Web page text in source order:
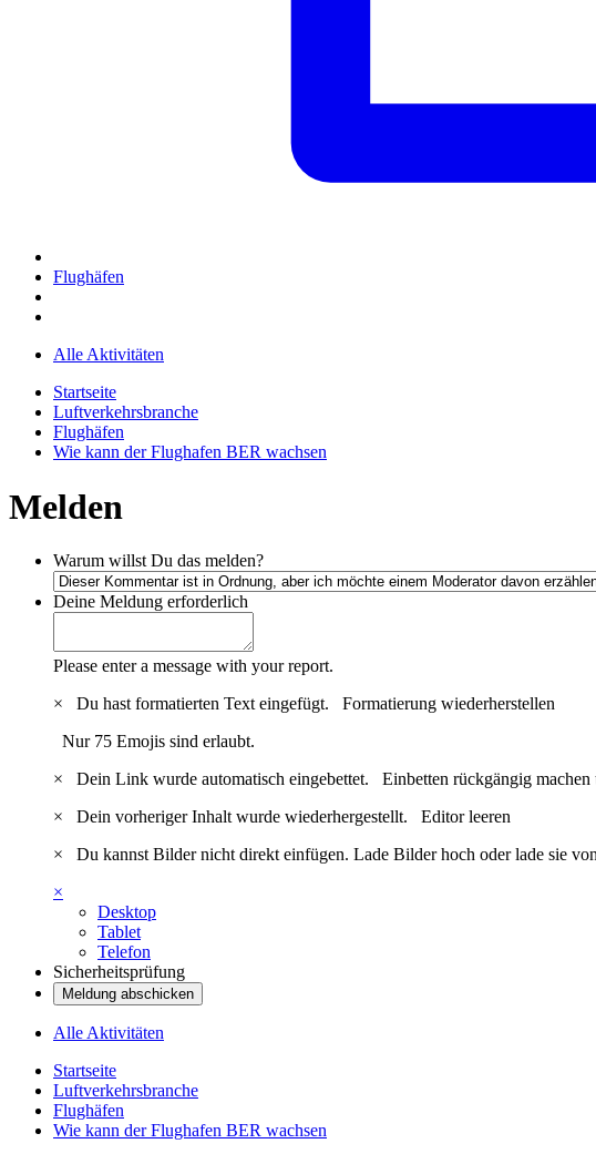
Flughäfen
Alle Aktivitäten
Startseite
Luftverkehrsbranche
Flughäfen
Wie kann der Flughafen BER wachsen
Melden
Warum willst Du das melden?
Deine Meldung erforderlich
Please enter a message with your report.
×
Du hast formatierten Text eingefügt. Formatierung wiederherstellen
Nur 75 Emojis sind erlaubt.
×
Dein Link wurde automatisch eingebettet. Einbetten rückgängig
×
Dein vorheriger Inhalt wurde wiederhergestellt. Editor leeren
×
Du kannst Bilder nicht direkt einfügen. Lade Bilder hoch oder lade sie
×
Desktop
Tablet
Telefon
Sicherheitsprüfung
Meldung abschicken
Alle Aktivitäten
Startseite
Luftverkehrsbranche
Flughäfen
Wie kann der Flughafen BER wachsen